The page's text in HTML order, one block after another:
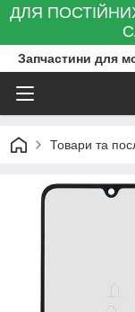
ДЛЯ
Запчастини для
Товари та